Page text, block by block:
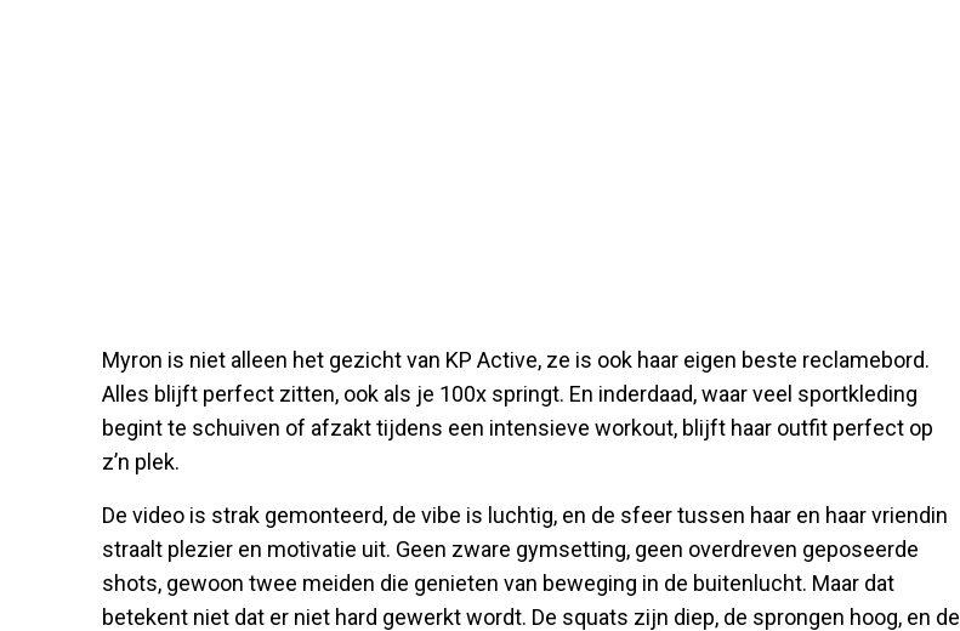
Myron is niet alleen het gezicht van KP Active, ze is ook haar eigen beste reclamebord.
Alles blijft perfect zitten, ook als je 100x springt. En inderdaad, waar veel sportkleding
begint te schuiven of afzakt tijdens een intensieve workout, blijft haar outfit perfect op
z’n plek.
De video is strak gemonteerd, de vibe is luchtig, en de sfeer tussen haar en haar vriendin
straalt plezier en motivatie uit. Geen zware gymsetting, geen overdreven geposeerde
shots, gewoon twee meiden die genieten van beweging in de buitenlucht. Maar dat
betekent niet dat er niet hard gewerkt wordt. De squats zijn diep, de sprongen hoog, en de